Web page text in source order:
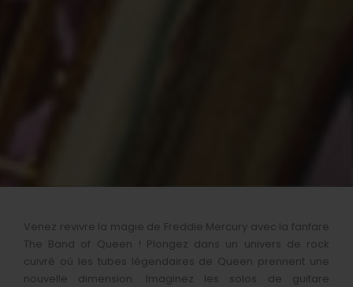
Venez revivre la magie de Freddie Mercury avec la fanfare
The Band of Queen ! Plongez dans un univers de rock
cuivré où les tubes légendaires de Queen prennent une
nouvelle dimension. Imaginez les solos de guitare